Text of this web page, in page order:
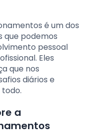
é um dos
que podemos
pessoal
Eles
que nos
diários e
a